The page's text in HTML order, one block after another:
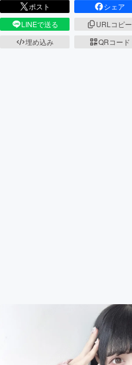
ポスト
シェア
LINEで送る
URLコピー
埋め込み
QRコード